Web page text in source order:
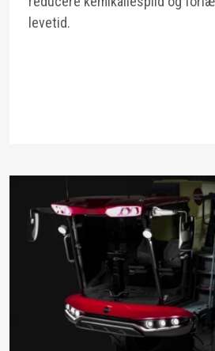
levetid.